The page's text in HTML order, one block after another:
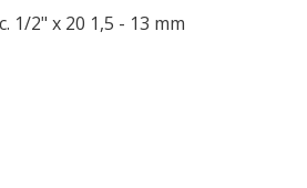
1/2" x 20 1,5 - 13 mm